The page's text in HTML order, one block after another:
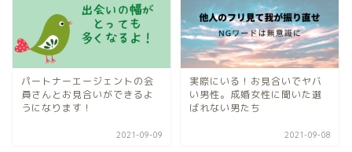
パートナーエージェントの会
員さんとお見合いができるよ
うになります！
2021-09-09
実際にいる！お見合いでヤバ
い男性。成婚女性に聞いた選
ばれない男たち
2021-09-08